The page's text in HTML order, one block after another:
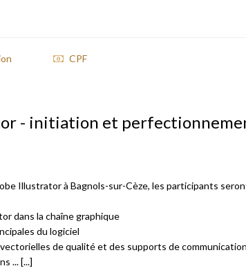
CPF
- initiation et
Illustrator à Bagnols-sur-Cèze, les participants
dans la chaîne graphique
du logiciel
de qualité et des supports de communication
... [...]